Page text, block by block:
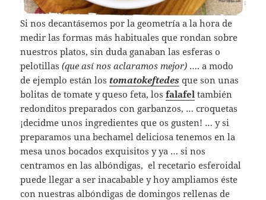
Si nos decantásemos por la geometría a la hora de
medir las formas más habituales que rondan sobre
nuestros platos, sin duda ganaban las esferas o
pelotillas(que así nos aclaramos mejor) …. a modo
de ejemplo están los tomatokeftedes que son unas
bolitas de tomate y queso feta, losfalafel también
redonditos preparados con garbanzos, … croquetas
¡decidme unos ingredientes que os gusten! … y si
preparamos una bechamel deliciosa tenemos en la
mesa unos bocados exquisitos y ya … si nos
centramos en las albóndigas, el recetario esferoidal
puede llegar a ser inacabable y hoy ampliamos éste
con nuestras albóndigas de domingos rellenas de